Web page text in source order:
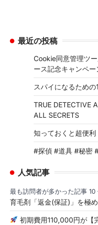
最近の投稿
Cookie同意管理ツ
ース記念キャンペー
スパイになるため
TRUE DETECTIVE
ALL SECRETS
知っておくと超便
#探偵 #道具 #秘密
人気記事
最も訪問者が多かった記事
育毛剤「返金(保証)」を極め
初期費用110,000円が【